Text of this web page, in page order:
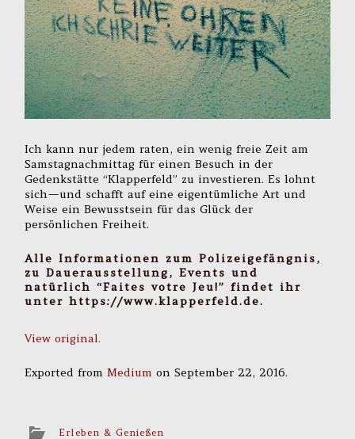
Ich kann nur jedem raten, ein wenig freie Zeit am
Samstagnachmittag für einen Besuch in der
Gedenkstätte “Klapperfeld” zu investieren. Es lohnt
sich — und schafft auf eine eigentümliche Art und
Weise ein Bewusstsein für das Glück der
persönlichen Freiheit.
Alle Informationen zum Polizeigefängnis,
zu Dauerausstellung, Events und
natürlich “Faites votre Jeu!” findet ihr
unterhttps://www.klapperfeld.de.
View original.
Exported fromMedium on September 22, 2016.
Erleben & Genießen